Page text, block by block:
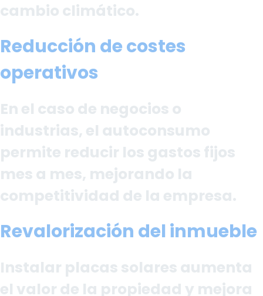
cambio climático.
Reducción de costes
operativos
En el caso de negocios o
industrias, el autoconsumo
permite reducir los gastos fijos
mes a mes, mejorando la
competitividad de la empresa.
Revalorización del inmueble
Instalar placas solares aumenta
el valor de la propiedad y mejora